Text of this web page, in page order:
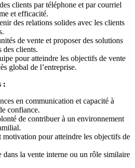
clients par téléphone et par courriel
et efficacité.
des relations solides avec les clients
de vente et proposer des solutions
des clients.
pour atteindre les objectifs de vente
global de l’entreprise.
:
en communication et capacité à
confiance.
de contribuer à un environnement
motivation pour atteindre les objectifs de
dans la vente interne ou un rôle similaire